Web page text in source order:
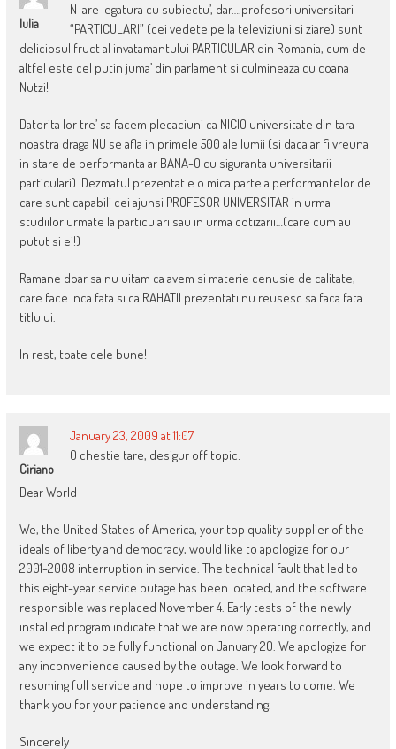
Iulia
N-are legatura cu subiectu’, dar….profesori universitari
“PARTICULARI” (cei vedete pe la televiziuni si ziare) sunt
deliciosul fruct al invatamantului PARTICULAR din Romania, cum de
altfel este cel putin juma’ din parlament si culmineaza cu coana
Nutzi!
Datorita lor tre’ sa facem plecaciuni ca NICIO universitate din tara
noastra draga NU se afla in primele 500 ale lumii (si daca ar fi vreuna
in stare de performanta ar BANA-O cu siguranta universitarii
particulari). Dezmatul prezentat e o mica parte a performantelor de
care sunt capabili cei ajunsi PROFESOR UNIVERSITAR in urma
studiilor urmate la particulari sau in urma cotizarii…(care cum au
putut si ei!)
Ramane doar sa nu uitam ca avem si materie cenusie de calitate,
care face inca fata si ca RAHATII prezentati nu reusesc sa faca fata
titlului.
In rest, toate cele bune!
Ciriano
January 23, 2009 at 11:07
O chestie tare, desigur off topic:
Dear World
We, the United States of America, your top quality supplier of the
ideals of liberty and democracy, would like to apologize for our
2001-2008 interruption in service. The technical fault that led to
this eight-year service outage has been located, and the software
responsible was replaced November 4. Early tests of the newly
installed program indicate that we are now operating correctly, and
we expect it to be fully functional on January 20. We apologize for
any inconvenience caused by the outage. We look forward to
resuming full service and hope to improve in years to come. We
thank you for your patience and understanding.
Sincerely